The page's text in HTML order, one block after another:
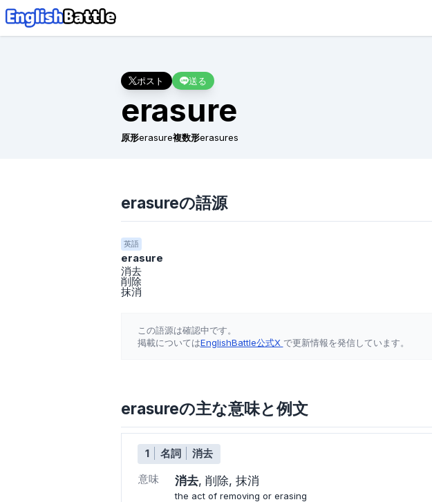
ポスト 送る
erasure
原形erasure複数形erasures
erasureの語源
英語
erasure
消去
削除
抹消
この語源は確認中です。
掲載についてはEnglishBattle公式X で更新情報を発信しています。
erasureの主な意味と例文
1 名詞
消去
意味
消去 削除 抹消
the act of removing or erasing